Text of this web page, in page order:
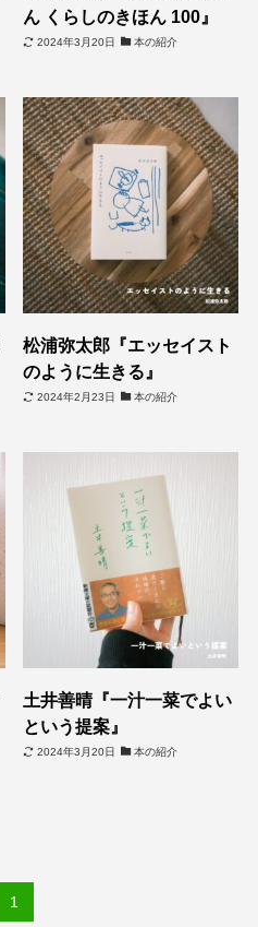
ん くらしのきほん 100』
2024年3月20日 本の紹介
松浦弥太郎『エッセイスト
のように生きる』
2024年2月23日 本の紹介
土井善晴『一汁一菜でよい
という提案』
2024年3月20日 本の紹介
1